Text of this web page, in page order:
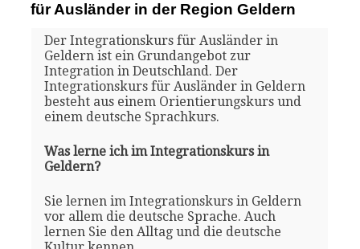
für Ausländer in der Region Geldern
Der Integrationskurs für Ausländer in
Geldern ist ein Grundangebot zur
Integration in Deutschland. Der
Integrationskurs für Ausländer in Geldern
besteht aus einem Orientierungskurs und
einem deutsche Sprachkurs.
Was lerne ich im Integrationskurs in
Geldern?
Sie lernen im Integrationskurs in Geldern
vor allem die deutsche Sprache. Auch
lernen Sie den Alltag und die deutsche